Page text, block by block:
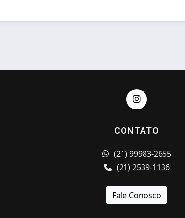
CONTATO
(21) 99983-2655
(21) 2539-1136
Fale Conosco